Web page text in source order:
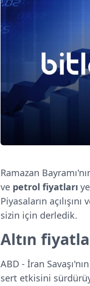
Ramazan
ve petrol fiyatları
Piyasaların açılışını
sizin için derledik.
Altın
ABD - İran
sert etkisini